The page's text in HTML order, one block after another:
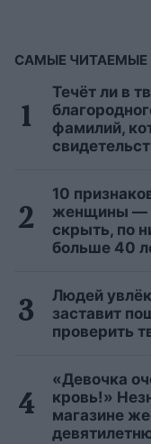
САМЫЕ ЧИТАЕМЫЕ
Течёт ли в
фамилий,
10
женщины —
скрыть, по
больше 40
Людей
заставит
проверить
«Девочка
кровь!»
магазине